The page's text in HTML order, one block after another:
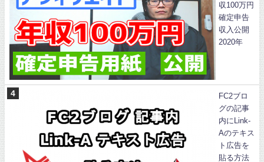
収100万円
確定申告
収入公開
2020年
FC2ブロ
グの記事
内にLink-
Aのテキス
ト広告を
貼る方法